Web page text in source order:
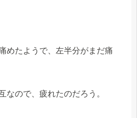
めたようで、左半分がまだ痛
なので、疲れたのだろう。